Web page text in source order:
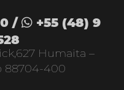
/ +55 (48) 9
Humaita –
88704-400